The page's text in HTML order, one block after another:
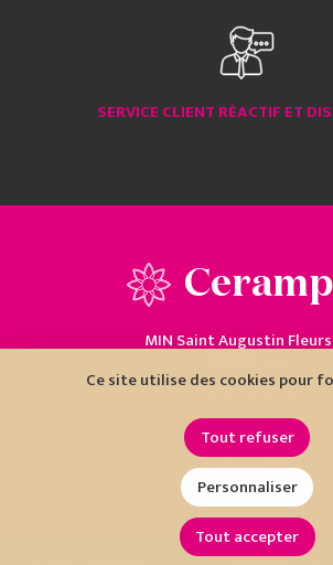
SERVICE CLIENT RÉACTIF ET
MIN Saint Augustin Fleurs
04 93 18 80 10
Ce site utilise des cookies pour
Tout refuser
Personnaliser
Tout accepter